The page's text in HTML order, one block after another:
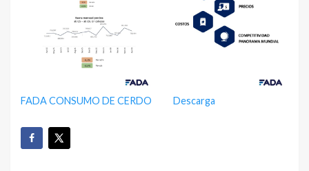
FADA CONSUMO DE CERDO Descarga